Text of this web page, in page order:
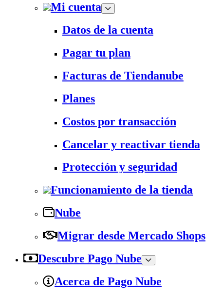
Mi cuenta
Datos de la cuenta
Pagar tu plan
Facturas de Tiendanube
Planes
Costos por transacción
Cancelar y reactivar tienda
Protección y seguridad
Funcionamiento de la tienda
Nube
Migrar desde Mercado Shops
Descubre Pago Nube
Acerca de Pago Nube